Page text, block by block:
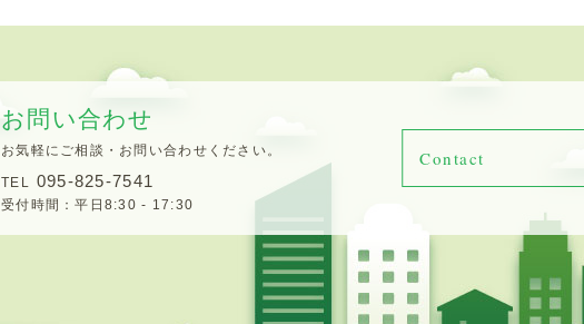
お問い合わせ
お気軽にご相談・お問い合わせください。
TEL 095-825-7541
受付時間：平日8:30 - 17:30
Contact